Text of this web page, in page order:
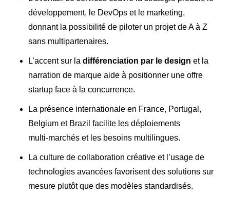
développement, le DevOps et le marketing,
donnant la possibilité de piloter un projet de A à Z
sans multipartenaires.
L’accent sur la différenciation par le design et la
narration de marque aide à positionner une offre
startup face à la concurrence.
La présence internationale en France, Portugal,
Belgium et Brazil facilite les déploiements
multi‑marchés et les besoins multilingues.
La culture de collaboration créative et l’usage de
technologies avancées favorisent des solutions sur
mesure plutôt que des modèles standardisés.